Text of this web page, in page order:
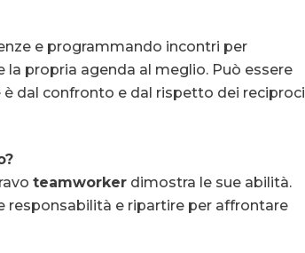
e programmando incontri per
propria agenda al meglio. Può essere
dal confronto e dal rispetto dei reciproci
teamworker dimostra le sue abilità.
responsabilità e ripartire per affrontare